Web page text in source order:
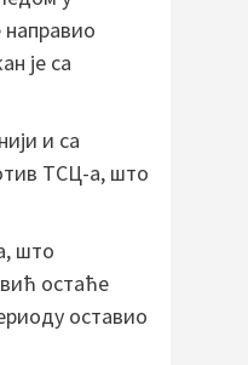
је са
и са
ТСЦ-а, што
што
остаће
оставио